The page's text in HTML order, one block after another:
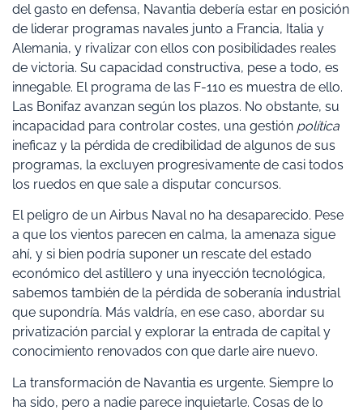
del gasto en defensa, Navantia debería estar en posición
de liderar programas navales junto a Francia, Italia y
Alemania, y rivalizar con ellos con posibilidades reales
de victoria. Su capacidad constructiva, pese a todo, es
innegable. El programa de las F-110 es muestra de ello.
Las Bonifaz avanzan según los plazos. No obstante, su
incapacidad para controlar costes, una gestión política
ineficaz y la pérdida de credibilidad de algunos de sus
programas, la excluyen progresivamente de casi todos
los ruedos en que sale a disputar concursos.
El peligro de un Airbus Naval no ha desaparecido. Pese
a que los vientos parecen en calma, la amenaza sigue
ahí, y si bien podría suponer un rescate del estado
económico del astillero y una inyección tecnológica,
sabemos también de la pérdida de soberanía industrial
que supondría. Más valdría, en ese caso, abordar su
privatización parcial y explorar la entrada de capital y
conocimiento renovados con que darle aire nuevo.
La transformación de Navantia es urgente. Siempre lo
ha sido, pero a nadie parece inquietarle. Cosas de lo